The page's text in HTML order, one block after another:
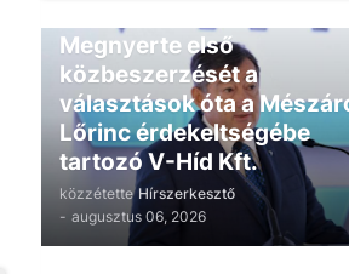
Megnyerte első
közbeszerzését a
választások óta a
Lőrinc érdekeltségébe
tartozó V-Híd Kft.
közzétette Hírszerkesztő
- augusztus 06, 2026